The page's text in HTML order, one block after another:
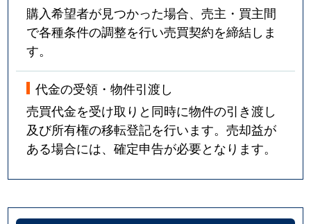
購入希望者が見つかった場合、売主・買主間
で各種条件の調整を行い売買契約を締結しま
す。
代金の受領・物件引渡し
売買代金を受け取りと同時に物件の引き渡し
及び所有権の移転登記を行います。売却益が
ある場合には、確定申告が必要となります。